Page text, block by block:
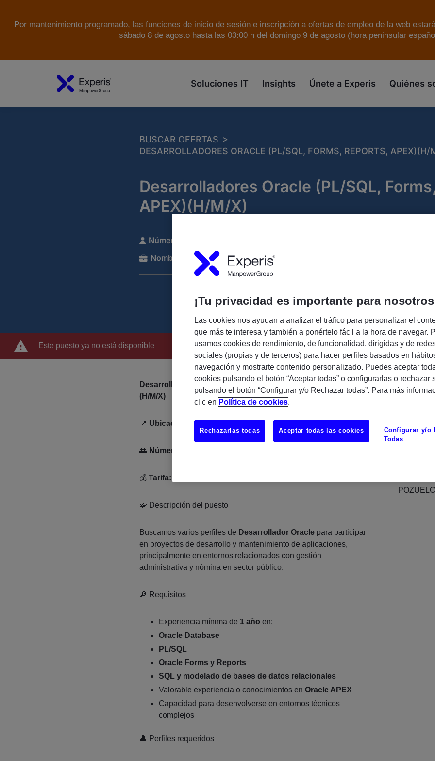
Por mantenimiento programado, las funciones de inicio de sesión e inscripción a ofertas de empleo de la web
sábado 8 de agosto hasta las 03:00 h del domingo 9 de agosto (hora peninsular
Soluciones IT Insights Únete a Experis Quiénes
BUSCAR OFERTAS >
DESARROLLADORES ORACLE (PL/SQL, FORMS, REPORTS, APEX)(H/
Desarrolladores Oracle (PL/SQL,
APEX)(H/M/X)
Número de referencia:
Nombre de la compañía:Experis
Este puesto ya no está disponible
Desarrolladores Oracle (PL/SQL, Forms, Reports, APEX)
(H/M/X)
📍 Ubicación: Remoto (preferible Sevilla o provincias limítrofes)
👥 Número de vacantes:
💰 Tarifa:
🧩 Descripción del puesto
Buscamos varios perfiles de Desarrollador Oraclepara participar
en proyectos de desarrollo y mantenimiento de aplicaciones,
principalmente en entornos relacionados con gestión
administrativa y nómina en sector público.
🔎 Requisitos
Experiencia mínima de 1 año en:
Oracle Database
PL/SQL
Oracle Forms y Reports
SQL y modelado de bases de datos relacionales
Valorable experiencia o conocimientos en Oracle APEX
Capacidad para desenvolverse en entornos técnicos
complejos
👤 Perfiles requeridos
¡Tu privacidad es importante para
Las cookies nos ayudan a analizar el tráfico para personalizar el
que más te interesa y también a ponértelo fácil a la hora de navegar.
usamos cookies de rendimiento, de funcionalidad, dirigidas y de
sociales (propias y de terceros) para hacer perfiles basados en
navegación y mostrarte contenido personalizado. Puedes aceptar
cookies pulsando el botón “Aceptar todas” o configurarlas o rechazar
pulsando el botón “Configurar y/o Rechazar todas”. Para más
clic en Política de cookies.
Configurar y/o
Todas
Rechazarlas todas Aceptar todas las cookies